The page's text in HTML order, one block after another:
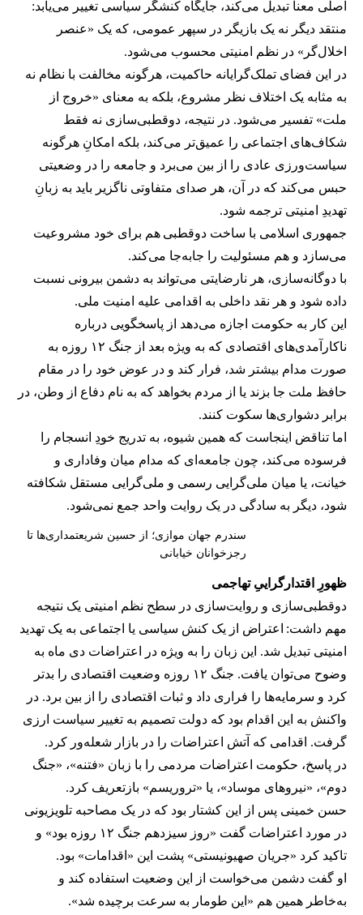
اصلی معنا تبدیل می‌کند، جایگاه کنشگر سیاسی تغییر می‌یابد:
منتقد دیگر نه یک بازیگر در سپهر عمومی، که یک «عنصر
اخلال‌گر» در نظم امنیتی محسوب می‌شود.
در این فضای تملک‌گرایانه حاکمیت، هر‌گونه مخالفت با نظام نه
به مثابه یک اختلاف نظر مشروع، بلکه به معنای «خروج از
ملت» تفسیر می‌شود. در نتیجه، دوقطبی‌سازی نه فقط
شکاف‌های اجتماعی را عمیق‌تر می‌کند، بلکه امکانِ هرگونه
سیاست‌ورزی عادی را از بین می‌برد و جامعه را در وضعیتی
حبس می‌کند که در آن، هر صدای متفاوتی ناگزیر باید به زبانِ
تهدیدِ امنیتی ترجمه شود.
جمهوری اسلامی با ساخت دو‌قطبی هم برای خود مشروعیت
می‌سازد و هم مسئولیت را جابه‌جا می‌کند.
با دوگانه‌سازی، هر نارضایتی می‌تواند به دشمن بیرونی نسبت
داده شود و هر نقد داخلی به اقدامی علیه امنیت ملی.
این کار به حکومت اجازه می‌دهد از پاسخگویی درباره
ناکارآمدی‌های اقتصادی که به ویژه بعد از جنگ ۱۲ روزه به
صورت مدام بیشتر شد، فرار کند و در عوض خود را در مقام
حافظ ملت جا بزند یا از مردم بخواهد که به نام دفاع از وطن، در
برابر دشواری‌ها سکوت کنند.
اما تناقض اینجاست که همین شیوه، به تدریج خودِ انسجام را
فرسوده می‌کند، چون جامعه‌ای که مدام میان وفاداری و
خیانت، یا میان ملی‌گرایی رسمی و ملی‌گرایی مستقل شکافته
شود، دیگر به سادگی در یک روایت واحد جمع نمی‌شود.
سندرم جهان موازی؛ از حسین شریعتمداری‌ها تا
رجزخوانان خیابانی
ظهورِ اقتدارگراییِ تهاجمی
دوقطبی‌سازی و روایت‌سازی در سطح نظم امنیتی یک نتیجه
مهم داشت: اعتراض از یک کنش سیاسی یا اجتماعی به یک تهدید
امنیتی تبدیل شد. این زبان را به ویژه در اعتراضات دی‌ ماه به
وضوح می‌توان یافت. جنگ ۱۲ روزه وضعیت اقتصادی را بدتر
کرد و سرمایه‌ها را فراری داد و ثبات اقتصادی را از بین برد. در
واکنش به این اقدام بود که دولت تصمیم به تغییر سیاست ارزی
گرفت. اقدامی که آتش اعتراضات را در بازار شعله‌ور کرد.
در پاسخ، حکومت اعتراضات مردمی را با زبان «فتنه»، «جنگ
دوم»، «نیروهای موساد»، یا «تروریسم» بازتعریف کرد.
حسن خمینی پس از این کشتار بود که در یک مصاحبه تلویزیونی
در مورد اعتراضات گفت «روز سیزدهم جنگ ۱۲ روزه بود» و
تاکید کرد «جریان صهیونیستی» پشت این «اقدامات» بود.
او گفت دشمن می‌خواست از این وضعیت استفاده کند و
به‌خاطر همین هم «این طومار به سرعت برچیده شد».